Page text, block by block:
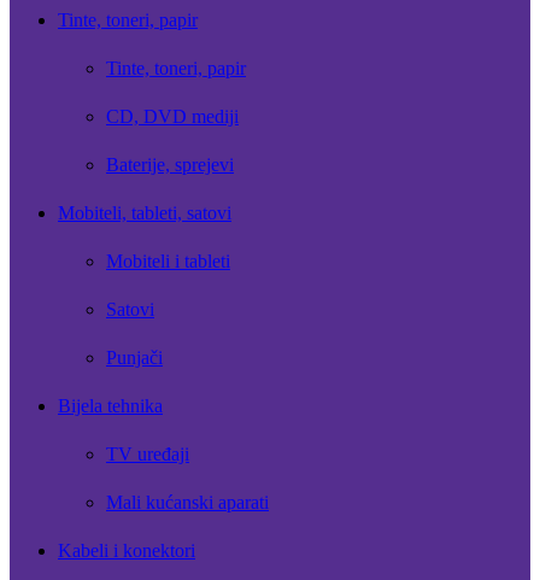
Tinte, toneri, papir
Tinte, toneri, papir
CD, DVD mediji
Baterije, sprejevi
Mobiteli, tableti, satovi
Mobiteli i tableti
Satovi
Punjači
Bijela tehnika
TV uređaji
Mali kućanski aparati
Kabeli i konektori